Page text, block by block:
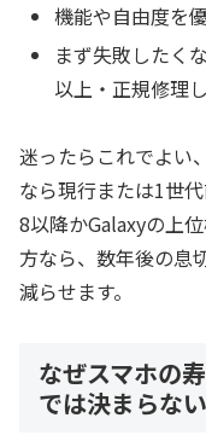
機能や自由度を
まず失敗したく
以上・正規修理
迷ったらこれでよい
なら現行または1世
8以降かGalaxyの上
方なら、数年後の息
減らせます。
なぜスマホの
では決まらな